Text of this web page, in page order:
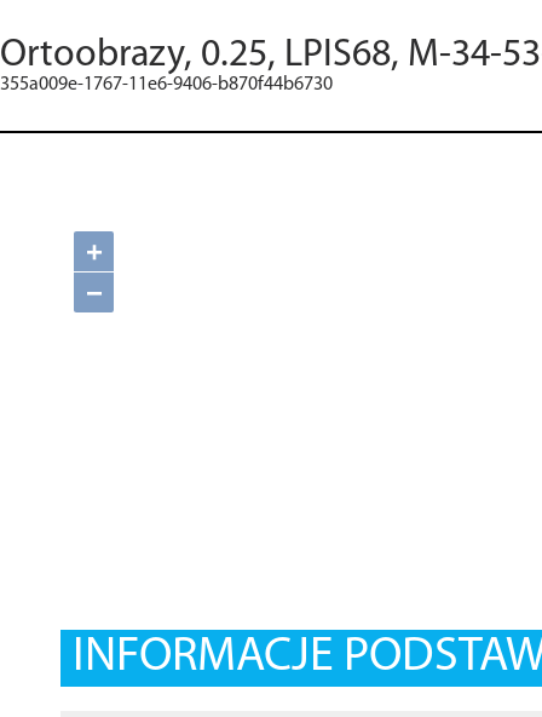
Ortoobrazy, 0.25, LPIS68, M-34-
355a009e-1767-11e6-9406-b870f44b6730
+
−
INFORMACJE